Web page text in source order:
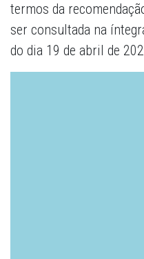
termos da
ser consultada na
do dia 19 de abril de